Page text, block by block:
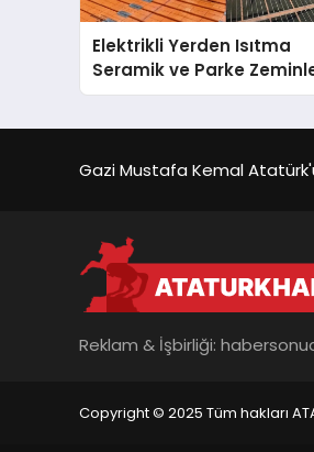
Elektrikli Yerden Isıtma
Seramik ve Parke
En Verimli Çözümler
Gazi Mustafa Kemal
Reklam & İşbirliği:
Copyright © 2025 Tüm hakları